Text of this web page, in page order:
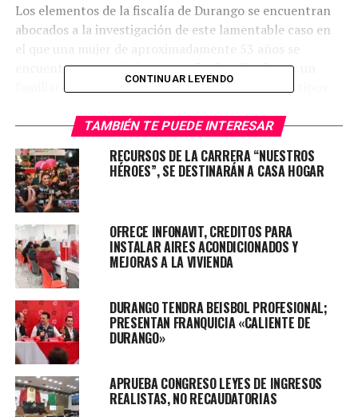
Los elementos de la fiscalía de Durango se encuentran
abocados a la investigación de este lamentable caso en
el que una mujer de aproximadamente 53 años se
encuentra como víctima, pues fue localizada por un
familiar en su domicilio con lesiones de distintos tipos
golpes, heridas punzo-cortantes en todo el cuerpo y
hasta martillazos en su cabeza.
La víctima responde al nombre de María y el pasado
viernes fue localizada por su hermano, quien llegó a
visitarla, solo para encontrarla en deplorables
condiciones, solicitando el apoyo de las instituciones de
emergencia, quienes la trasladaron al hospital del IMSS
en Gómez Palacio.
Mientras tanto, la Fiscalía se hizo responsable de la
investigación y se espera tener resultados lo antes
posible, pues se inició la carpeta como intento de
feminicidio.
TOPICS RELACIONADOS: DURANGO
CONTINUAR LEYENDO
TAMBIÉN TE PUEDE INTERESAR
RECURSOS DE LA CARRERA “NUESTROS
HÉROES”, SE DESTINARÁN A CASA HOGAR
OFRECE INFONAVIT, CREDITOS PARA
INSTALAR AIRES ACONDICIONADOS Y
MEJORAS A LA VIVIENDA
DURANGO TENDRA BEISBOL PROFESIONAL;
PRESENTAN FRANQUICIA «CALIENTE DE
DURANGO»
APRUEBA CONGRESO LEYES DE INGRESOS
REALISTAS, NO RECAUDATORIAS